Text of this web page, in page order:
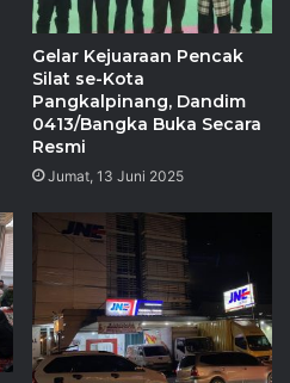
‎Gelar Kejuaraan Pencak
Silat se-Kota
Pangkalpinang, Dandim
0413/Bangka Buka Secara
Resmi
Jumat, 13 Juni 2025